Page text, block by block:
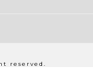
reserved.